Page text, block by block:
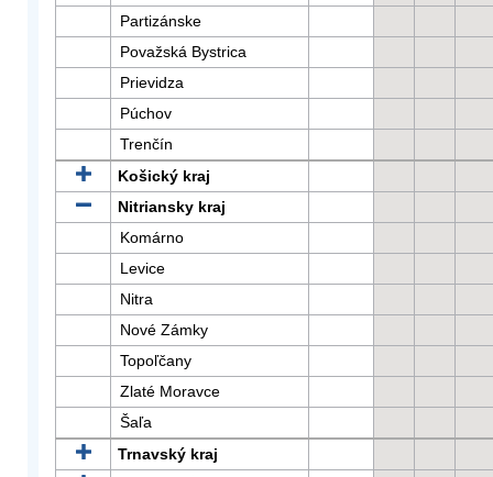
Partizánske
Považská Bystrica
Prievidza
Púchov
Trenčín
Košický kraj
Nitriansky kraj
Komárno
Levice
Nitra
Nové Zámky
Topoľčany
Zlaté Moravce
Šaľa
Trnavský kraj